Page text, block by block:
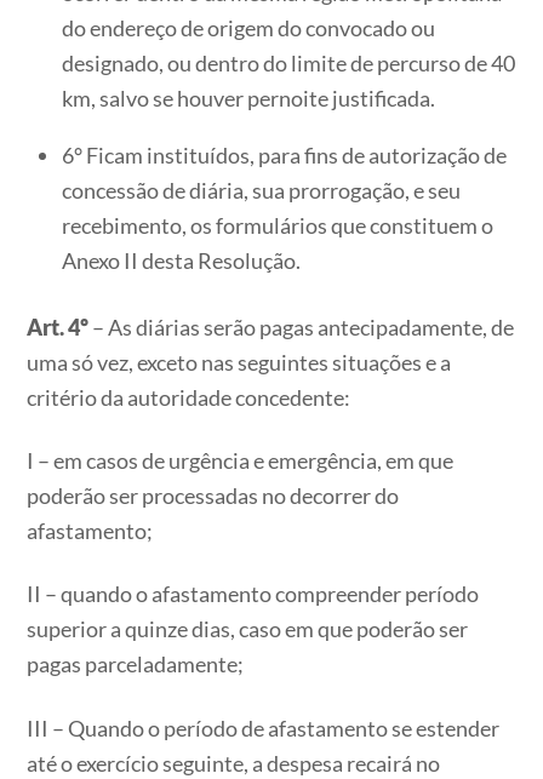
do endereço de origem do convocado ou
designado, ou dentro do limite de percurso de 40
km, salvo se houver pernoite justificada.
6° Ficam instituídos, para fins de autorização de
concessão de diária, sua prorrogação, e seu
recebimento, os formulários que constituem o
Anexo II desta Resolução.
Art. 4º– As diárias serão pagas antecipadamente, de
uma só vez, exceto nas seguintes situações e a
critério da autoridade concedente:
I – em casos de urgência e emergência, em que
poderão ser processadas no decorrer do
afastamento;
II – quando o afastamento compreender período
superior a quinze dias, caso em que poderão ser
pagas parceladamente;
III – Quando o período de afastamento se estender
até o exercício seguinte, a despesa recairá no